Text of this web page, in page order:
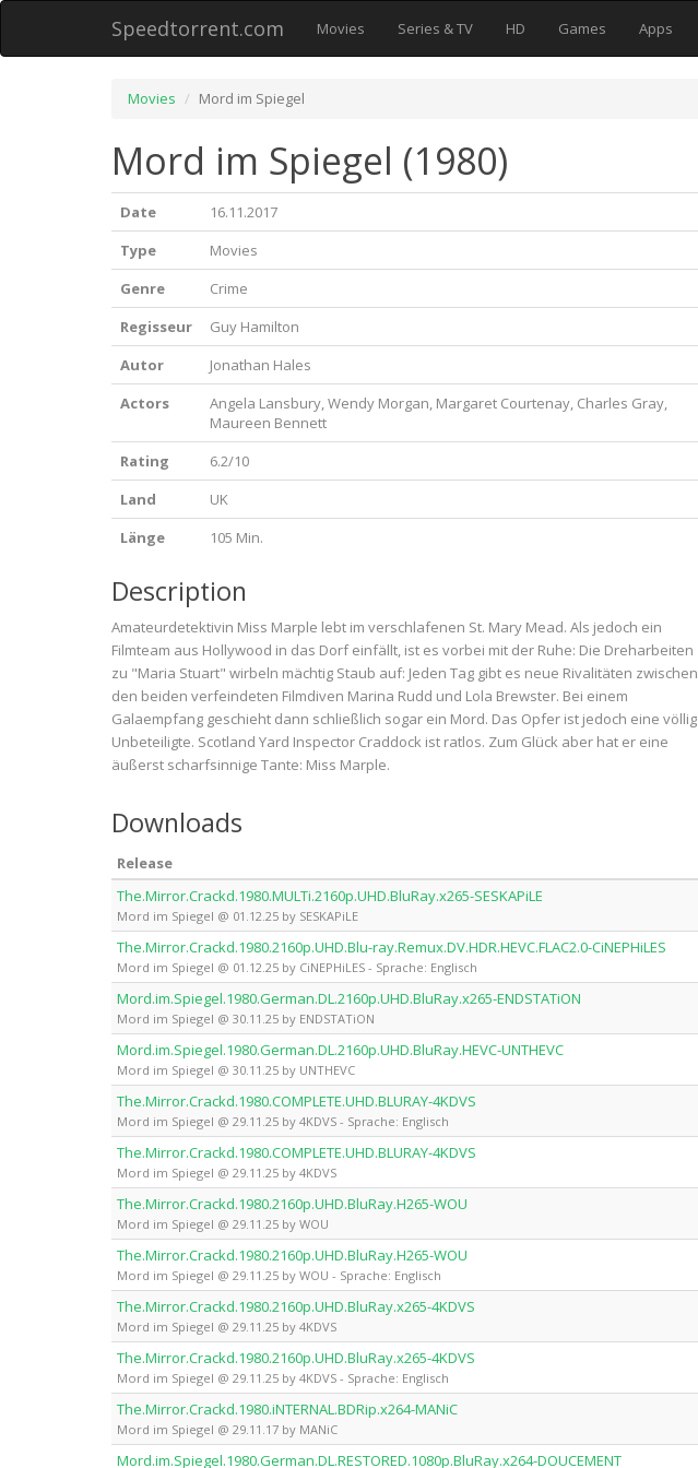
Speedtorrent.com Movies Series & TV HD Games Apps
Movies Mord im Spiegel
Mord im Spiegel (1980)
Date
16.11.2017
Type
Movies
Genre
Crime
Regisseur
Guy Hamilton
Autor
Jonathan Hales
Actors
Angela Lansbury, Wendy Morgan, Margaret Courtenay, Charles Gray,
Maureen Bennett
Rating
6.2/10
Land
UK
Länge
105 Min.
Description
Amateurdetektivin Miss Marple lebt im verschlafenen St. Mary Mead. Als jedoch ein
Filmteam aus Hollywood in das Dorf einfällt, ist es vorbei mit der Ruhe: Die Dreharbeiten
zu "Maria Stuart" wirbeln mächtig Staub auf: Jeden Tag gibt es neue Rivalitäten zwischen
den beiden verfeindeten Filmdiven Marina Rudd und Lola Brewster. Bei einem
Galaempfang geschieht dann schließlich sogar ein Mord. Das Opfer ist jedoch eine völlig
Unbeteiligte. Scotland Yard Inspector Craddock ist ratlos. Zum Glück aber hat er eine
äußerst scharfsinnige Tante: Miss Marple.
Downloads
Release
The.Mirror.Crackd.1980.MULTi.2160p.UHD.BluRay.x265-SESKAPiLE
Mord im Spiegel @ 01.12.25 by SESKAPiLE
The.Mirror.Crackd.1980.2160p.UHD.Blu-ray.Remux.DV.HDR.HEVC.FLAC2.0-CiNEPHiLES
Mord im Spiegel @ 01.12.25 by CiNEPHiLES - Sprache: Englisch
Mord.im.Spiegel.1980.German.DL.2160p.UHD.BluRay.x265-ENDSTATiON
Mord im Spiegel @ 30.11.25 by ENDSTATiON
Mord.im.Spiegel.1980.German.DL.2160p.UHD.BluRay.HEVC-UNTHEVC
Mord im Spiegel @ 30.11.25 by UNTHEVC
The.Mirror.Crackd.1980.COMPLETE.UHD.BLURAY-4KDVS
Mord im Spiegel @ 29.11.25 by 4KDVS - Sprache: Englisch
The.Mirror.Crackd.1980.COMPLETE.UHD.BLURAY-4KDVS
Mord im Spiegel @ 29.11.25 by 4KDVS
The.Mirror.Crackd.1980.2160p.UHD.BluRay.H265-WOU
Mord im Spiegel @ 29.11.25 by WOU
The.Mirror.Crackd.1980.2160p.UHD.BluRay.H265-WOU
Mord im Spiegel @ 29.11.25 by WOU - Sprache: Englisch
The.Mirror.Crackd.1980.2160p.UHD.BluRay.x265-4KDVS
Mord im Spiegel @ 29.11.25 by 4KDVS
The.Mirror.Crackd.1980.2160p.UHD.BluRay.x265-4KDVS
Mord im Spiegel @ 29.11.25 by 4KDVS - Sprache: Englisch
The.Mirror.Crackd.1980.iNTERNAL.BDRip.x264-MANiC
Mord im Spiegel @ 29.11.17 by MANiC
Mord.im.Spiegel.1980.German.DL.RESTORED.1080p.BluRay.x264-DOUCEMENT